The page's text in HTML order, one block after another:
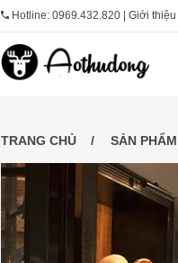
Hotline: 0969.432.820 Giới thiệu
TRANG CHỦ SẢN PHẨM